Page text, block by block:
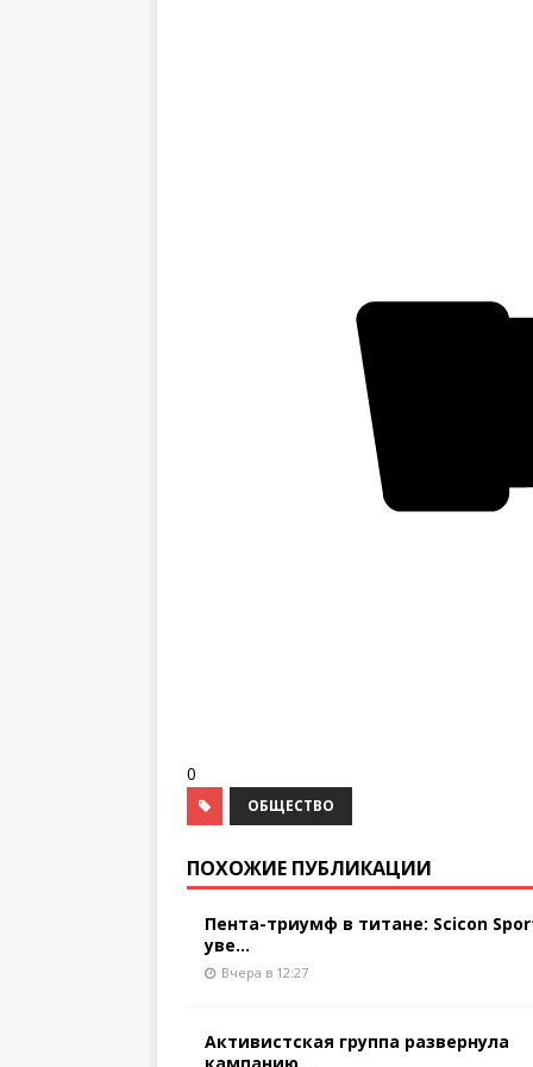
0
ОБЩЕСТВО
ПОХОЖИЕ ПУБЛИКАЦИИ
Пента-триумф в титане: Scicon
уве...
Вчера в 12:27
Активистская группа развернула